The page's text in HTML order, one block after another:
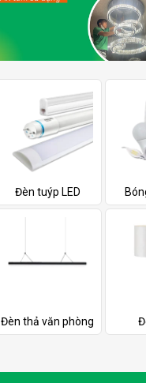
Đèn tuýp LED
Đèn thả văn phòng